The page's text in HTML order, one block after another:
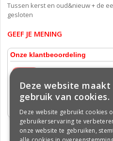
Tussen kerst en oud&nieuw + de
gesloten
GEEF JE MENING
Deze website maakt
gebruik van cookies.
Deze website gebruikt cookies
gebruikerservaring te
onze website te gebruiken,